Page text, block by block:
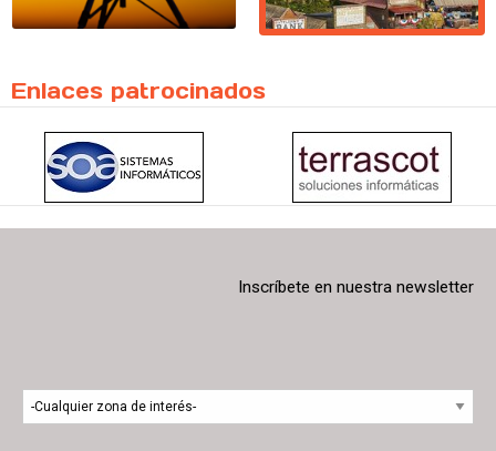
Enlaces patrocinados
Inscríbete en nuestra newsletter